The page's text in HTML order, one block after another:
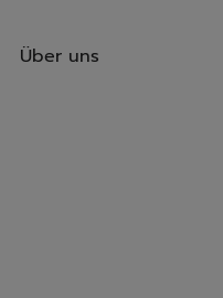
Über uns